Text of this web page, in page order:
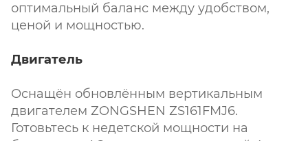
оптимальный баланс между удобством,
ценой и мощностью.
Двигатель
Оснащён обновлённым вертикальным
двигателем ZONGSHEN ZS161FMJ6.
Готовьтесь к недетской мощности на